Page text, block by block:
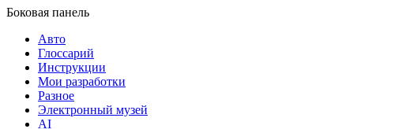
Боковая панель
Авто
Глоссарий
Инструкции
Мои разработки
Разное
Электронный музей
AI